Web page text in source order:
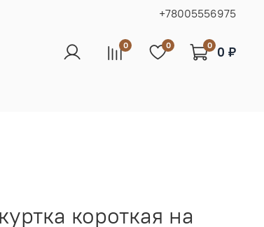
+78005556975
0 0 0 0 ₽
короткая на